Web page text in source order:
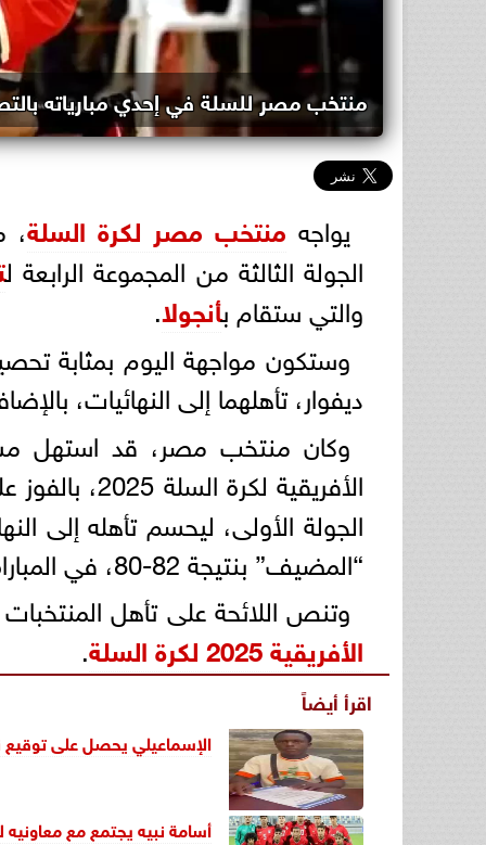
منتخب مصر للسلة في إحدي مبارياته
يواجه منتخب مصر لكرة السلة،
الجولة الثالثة من المجموعة الرابعة ل
والتي ستقام بأنجولا.
وستكون مواجهة اليوم بمثابة
ديفوار، تأهلهما إلى النهائيات،
وكان منتخب مصر، قد استهل
الأفريقية لكرة السلة 2025، بالفوز على منتخب
الجولة الأولى، ليحسم تأهله إلى
“المضيف” بنتيجة 82-80، في المباراة التي جمعتهما أمس السبت.
وتنص اللائحة على تأهل
الأفريقية 2025 لكرة السلة
.
اقرأ أيضاً
الإسماعيلي يحصل على
أسامة نبيه يجتمع مع